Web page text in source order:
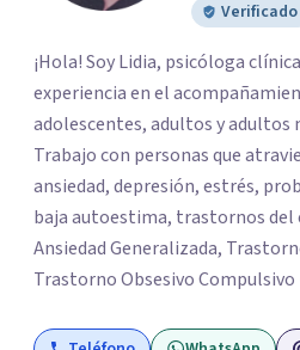
Verificado
¡Hola! Soy Lidia, psicóloga
experiencia en el
adolescentes, adultos y adultos
Trabajo con personas que
ansiedad, depresión, estrés,
baja autoestima, trastornos del
Ansiedad Generalizada,
Trastorno Obsesivo Compulsivo
Hiperactividad o sin